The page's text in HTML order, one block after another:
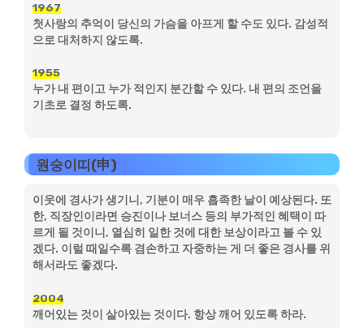
1967
첫사랑의 추억이 당신의 가슴을 아프게 할 수도 있다. 감성적
으로 대처하지 않도록.
1955
누가 내 편이고 누가 적인지 분간할 수 있다. 내 편의 조언을
기초로 결정 하도록.
원숭이띠(申)
이웃에 경사가 생기니, 기분이 매우 흡족한 날이 예상된다. 또
한, 직장인이라면 승진이나 보너스 등의 부가적인 혜택이 따
르게 될 것이니, 열심히 일한 것에 대한 보상이라고 볼 수 있
겠다. 이럴 때일수록 겸손하고 자중하는 게 더 좋은 경사를 위
해서라도 좋겠다.
2004
깨어있는 것이 살아있는 것이다. 항상 깨어 있도록 하라.